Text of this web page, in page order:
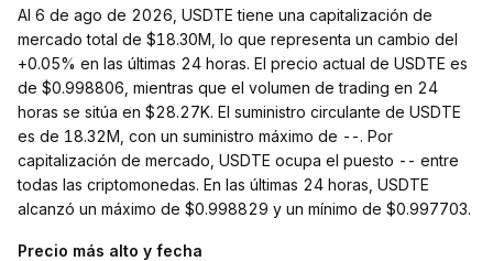
Al 6 de ago de 2026, USDTE tiene una capitalización de
mercado total de $18.30M, lo que representa un cambio del
+0.05% en las últimas 24 horas. El precio actual de USDTE es
de $0.998806, mientras que el volumen de trading en 24
horas se sitúa en $28.27K. El suministro circulante de USDTE
es de 18.32M, con un suministro máximo de --. Por
capitalización de mercado, USDTE ocupa el puesto -- entre
todas las criptomonedas. En las últimas 24 horas, USDTE
alcanzó un máximo de $0.998829 y un mínimo de $0.997703.
Precio más alto y fecha